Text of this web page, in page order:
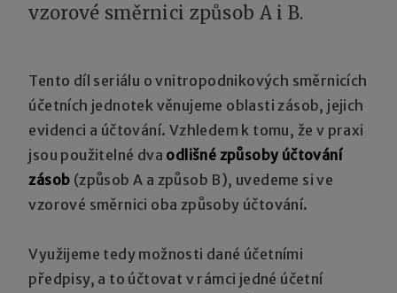
vzorové směrnici způsob A i B.
Tento díl seriálu o vnitropodnikových směrnicích
účetních jednotek věnujeme oblasti zásob, jejich
evidenci a účtování. Vzhledem k tomu, že v praxi
jsou použitelné dva odlišné způsoby účtování
zásob (způsob A a způsob B), uvedeme si ve
vzorové směrnici oba způsoby účtování.
Využijeme tedy možnosti dané účetními
předpisy, a to účtovat v rámci jedné účetní